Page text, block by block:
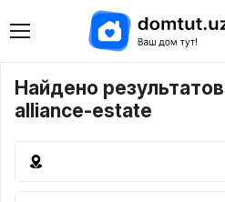
Найдено
alliance-estate